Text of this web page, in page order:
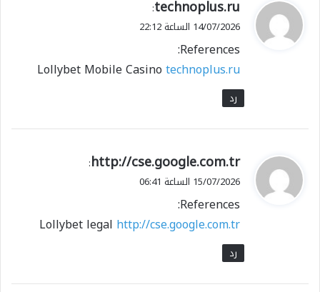
ي
ق
ل
technoplus.ru
:
14/07/2026 الساعة 22:12
References:
Lollybet Mobile Casinotechnoplus.ru
رد
ي
ق
ل
http://cse.google.com.tr
:
15/07/2026 الساعة 06:41
References:
Lollybet legal http://cse.google.com.tr
رد